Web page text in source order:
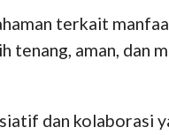
terkait
aman, dan
dan kolaborasi